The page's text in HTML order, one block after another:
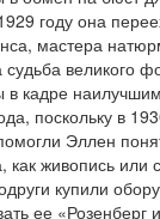
году она
мастера
великого
в кадре
поскольку в
Эллен
живопись или
купили
ее